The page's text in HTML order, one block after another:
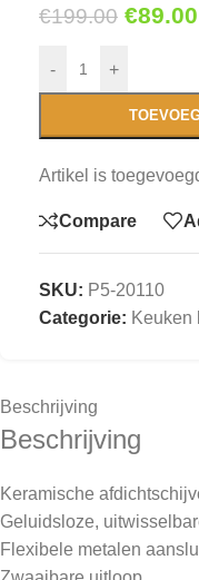
€199.00 €89.00
- +
Artikel is
Compare
SKU: P5-20110
Categorie: Keuken
Beschrijving
Beschrijving
Keramische
Geluidsloze,
Flexibele metalen